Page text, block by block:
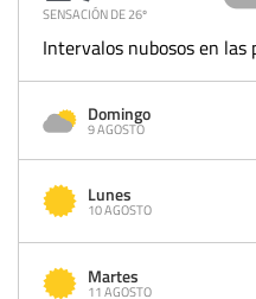
SENSACIÓN DE 26º
Intervalos nubosos en las
Domingo
9 AGOSTO
Lunes
10 AGOSTO
Martes
11 AGOSTO